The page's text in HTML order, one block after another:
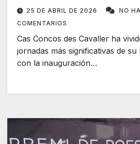
25 DE ABRIL DE 2026
NO
COMENTARIOS
Cas Concos des Cavaller ha
jornadas más significativas de
con la inauguración…